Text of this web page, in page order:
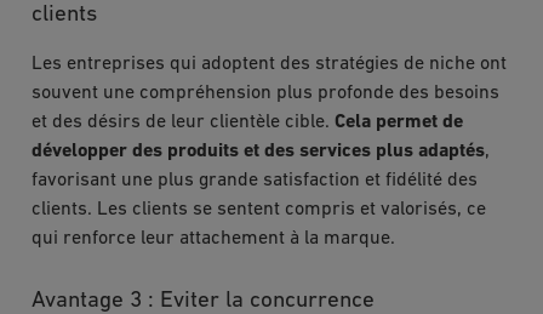
clients
Les entreprises qui adoptent des stratégies de niche ont
souvent une compréhension plus profonde des besoins
et des désirs de leur clientèle cible. Cela permet de
développer des produits et des services plus adaptés,
favorisant une plus grande satisfaction et fidélité des
clients. Les clients se sentent compris et valorisés, ce
qui renforce leur attachement à la marque.
Avantage 3 : Eviter la concurrence